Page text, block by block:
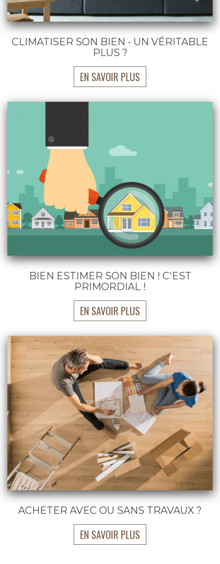
CLIMATISER SON BIEN - UN VÉRITABLE
PLUS ?
EN SAVOIR PLUS
BIEN ESTIMER SON BIEN ! C'EST
PRIMORDIAL !
EN SAVOIR PLUS
ACHETER AVEC OU SANS TRAVAUX ?
EN SAVOIR PLUS